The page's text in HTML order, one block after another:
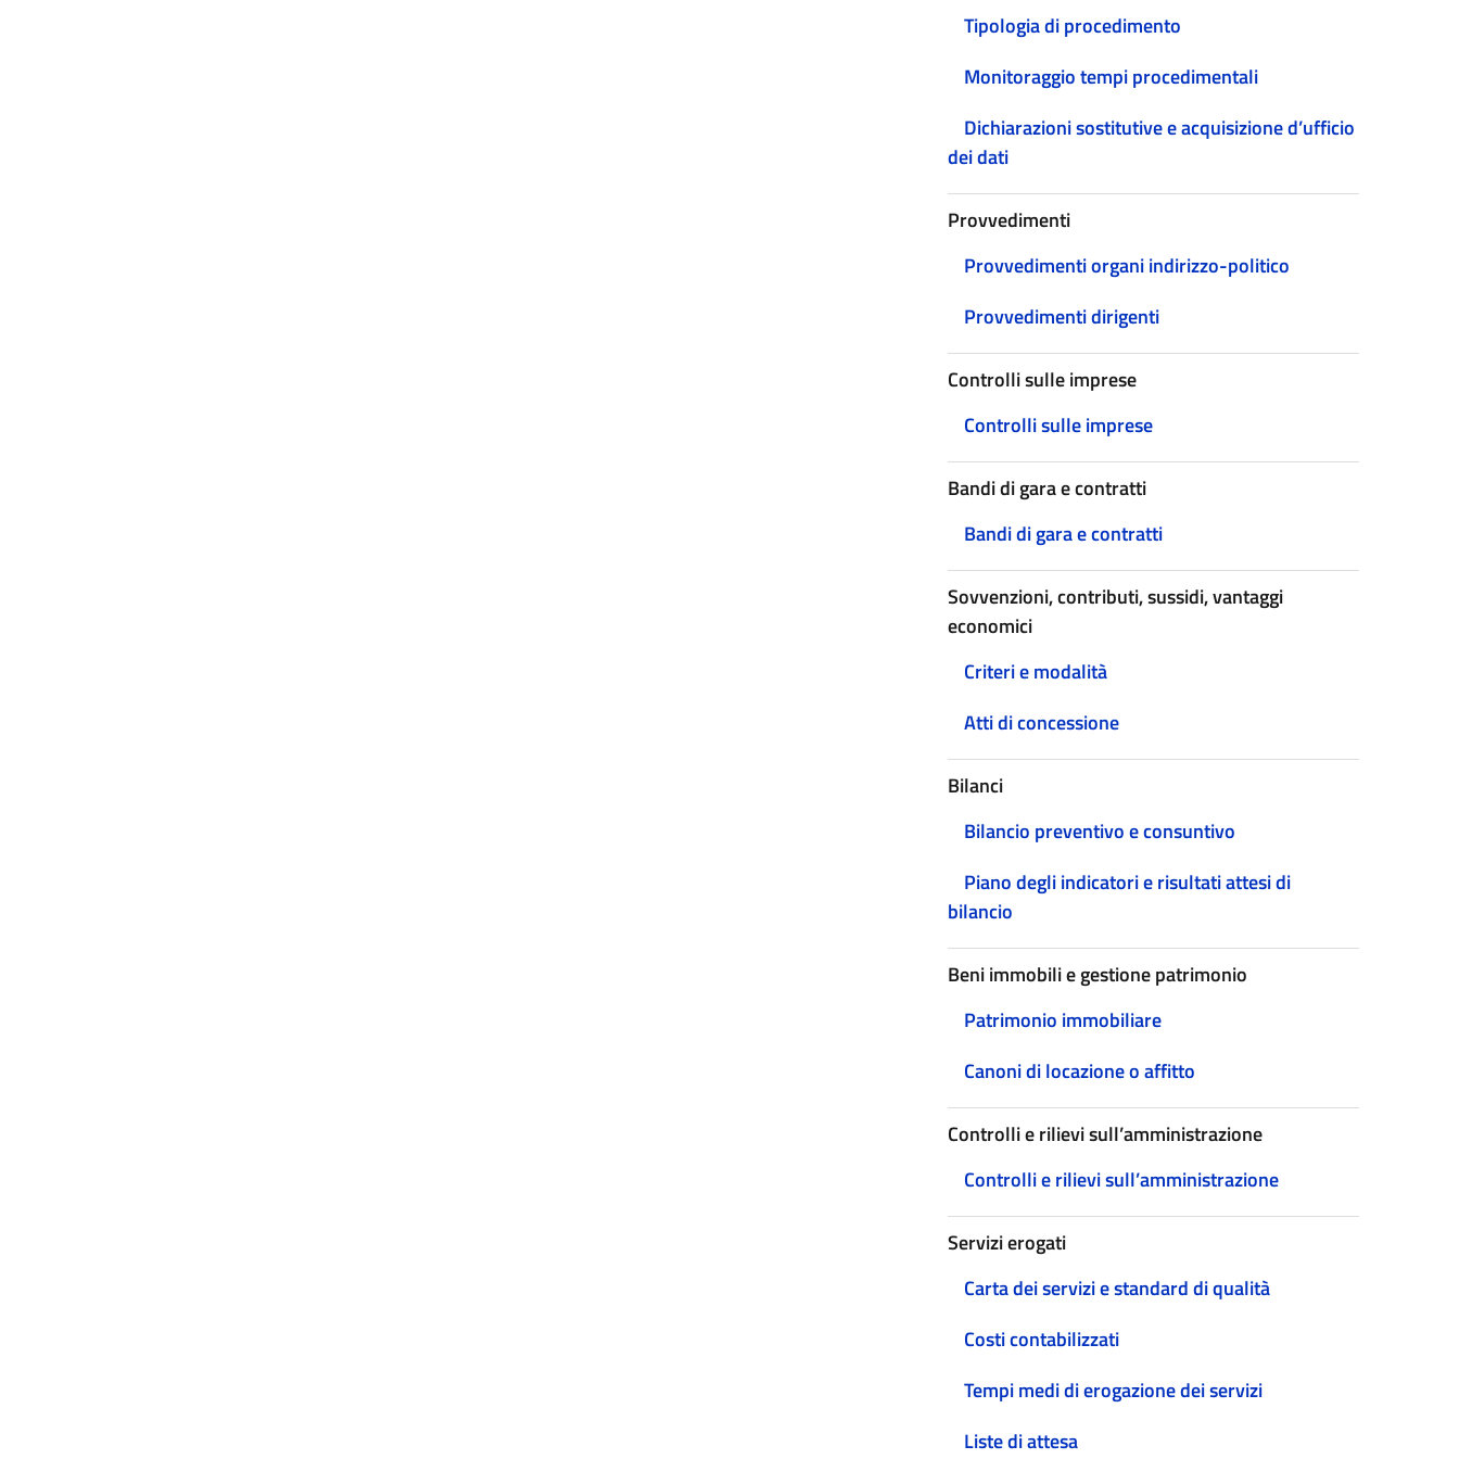
Tipologia di procedimento
Monitoraggio tempi procedimentali
Dichiarazioni sostitutive e acquisizione d’ufficio
dei dati
Provvedimenti
Provvedimenti organi indirizzo-politico
Provvedimenti dirigenti
Controlli sulle imprese
Controlli sulle imprese
Bandi di gara e contratti
Bandi di gara e contratti
Sovvenzioni, contributi, sussidi, vantaggi
economici
Criteri e modalità
Atti di concessione
Bilanci
Bilancio preventivo e consuntivo
Piano degli indicatori e risultati attesi di
bilancio
Beni immobili e gestione patrimonio
Patrimonio immobiliare
Canoni di locazione o affitto
Controlli e rilievi sull’amministrazione
Controlli e rilievi sull’amministrazione
Servizi erogati
Carta dei servizi e standard di qualità
Costi contabilizzati
Tempi medi di erogazione dei servizi
Liste di attesa